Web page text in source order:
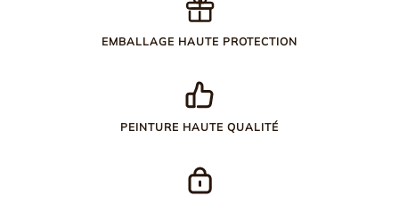
EMBALLAGE HAUTE PROTECTION
PEINTURE HAUTE QUALITÉ